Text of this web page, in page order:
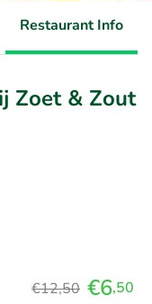
Restaurant Info
Zoet & Zout
€12,50 €6,50